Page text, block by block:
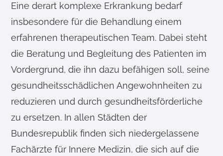
Eine derart komplexe Erkrankung bedarf
insbesondere für die Behandlung einem
erfahrenen therapeutischen Team. Dabei steht
die Beratung und Begleitung des Patienten im
Vordergrund, die ihn dazu befähigen soll, seine
gesundheitsschädlichen Angewohnheiten zu
reduzieren und durch gesundheitsförderliche
zu ersetzen. In allen Städten der
Bundesrepublik finden sich niedergelassene
Fachärzte für Innere Medizin, die sich auf die